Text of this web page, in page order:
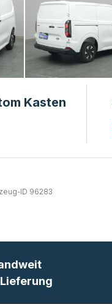
Kasten
ID 96283